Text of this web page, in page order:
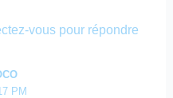
vous pour répondre
PM